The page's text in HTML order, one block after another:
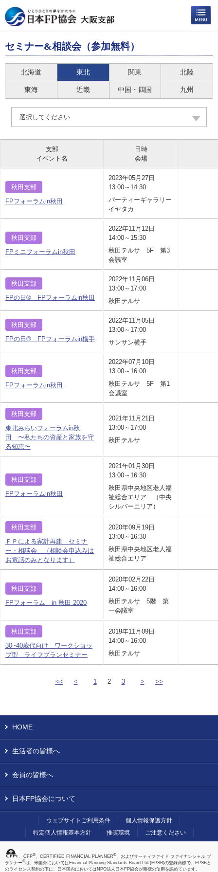
セミナー&相談会（参加無料）
北海道 東北 関東 北陸
東海 近畿 中国・四国 九州
選択してください
支部
イベント名
日時
会場
秋田支部
FPフォーラムin秋田
2023年05月27日
13:00～14:30
パーティーギャラリー
イヤタカ
秋田支部
FPミニフォーラムin秋田
2022年11月12日
14:00～15:30
秋田テルサ 5F 第3
会議室
秋田支部
FPの日® FPフォーラムin秋田
2022年11月06日
13:00～17:00
秋田テルサ
秋田支部
FPの日® FPフォーラムin横手
2022年11月05日
13:00～17:00
サンサン横手
秋田支部
FPフォーラムin秋田
2022年07月10日
13:00～16:00
秋田テルサ 5F 第1
会議室
秋田支部
東北みらいフォーラムin秋
田 〜私たちの資産と家族を守
る知恵〜
2021年11月21日
13:00～17:00
秋田テルサ
秋田支部
FPフォーラムin秋田
2021年01月30日
13:00～16:30
秋田県中央地区老人福
祉総合エリア （中央
シルバーエリア）
秋田支部
ＦＰによる家計再建 セミナ
ー・相談会 （相談会申込みは
お電話のみとなります）
2020年09月19日
13:00～16:30
秋田県中央地区老人福
祉総合エリア
秋田支部
FPフォーラム in 秋田 2020
2020年02月22日
14:00～16:00
秋田テルサ 5階 第
一会議室
秋田支部
30~40歳代向け ワークショッ
プ型 ライフプランセミナー
2019年11月09日
14:00～16:00
秋田テルサ
<< < 1 2 3 > >>
HOME
生活者の皆様へ
会員の皆様へ
日本FP協会について
ウェブサイトご利用条件
個人情報保護方針
特定個人情報基本方針
推奨環境 ご注意ください
、CFP®、CERTIFIED FINANCIAL PLANNER®、およびサーティファイド ファイナンシャル プ
ランナー®は、米国外においてはFinancial Planning Standards Board Ltd.(FPSB)の登録商標で、FPSBと
のライセンス契約の下に、日本国内においてはNPO法人日本FP協会が商標の使用を認めています。